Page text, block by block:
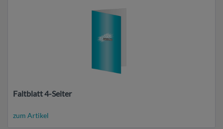
Faltblatt 4-Seiter
zum Artikel